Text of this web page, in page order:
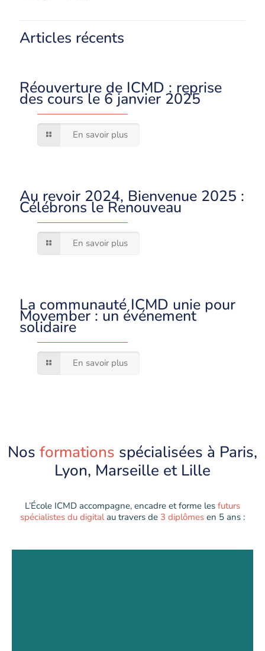
Articles récents
Réouverture de ICMD : reprise
des cours le 6 janvier 2025
En savoir plus
Au revoir 2024, Bienvenue 2025 :
Célébrons le Renouveau
En savoir plus
La communauté ICMD unie pour
Movember : un événement
solidaire
En savoir plus
Nos formations spécialisées à Paris,
Lyon, Marseille et Lille
L’École ICMD accompagne, encadre et forme les futurs
spécialistes du digitalau travers de 3 diplômes en 5 ans :